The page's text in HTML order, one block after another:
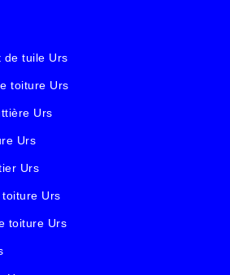
de tuile Urs
toiture Urs
Urs
Urs
Urs
Urs
toiture Urs